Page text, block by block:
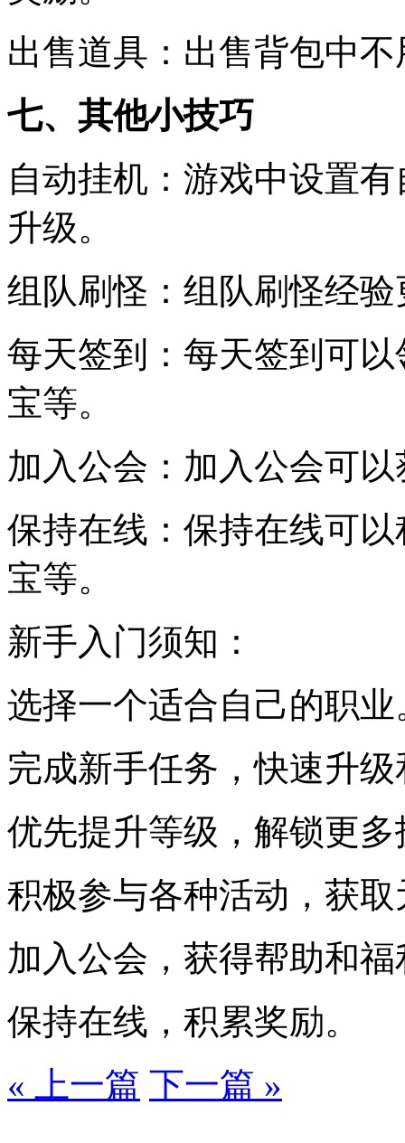
出售道具：出售背包中
七、其他小技巧
自动挂机：游戏中设置
升级。
组队刷怪：组队刷怪经
每天签到：每天签到可
宝等。
加入公会：加入公会可
保持在线：保持在线可
宝等。
新手入门须知：
选择一个适合自己的职业
完成新手任务，快速升
优先提升等级，解锁更
积极参与各种活动，获
加入公会，获得帮助和福
保持在线，积累奖励。
« 上一篇 下一篇 »